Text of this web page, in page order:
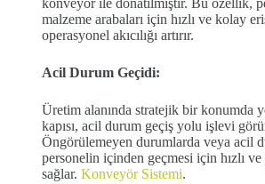
malzeme arabaları için hızlı ve kolay
operasyonel akıcılığı artırır.
Acil Durum Geçidi:
Üretim alanında stratejik bir konumda
kapısı, acil durum geçiş yolu işlevi
Öngörülemeyen durumlarda veya acil
personelin içinden geçmesi için hızlı
sağlar. Konveyör Sistemi.